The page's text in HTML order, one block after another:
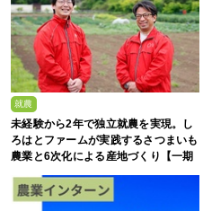
就農
未経験から2年で独立就農を実現。し
ろはとファームが実践するさつまいも
農業と6次化による産地づくり【一期
生募集】